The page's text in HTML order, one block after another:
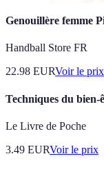
Genouillère femme
Handball Store FR
22.98 EURVoir le prix
Techniques du bien-
Le Livre de Poche
3.49 EURVoir le prix